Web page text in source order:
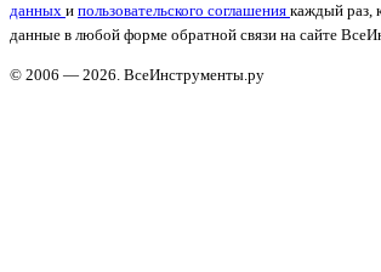
данных и пользовательского соглашения каждый раз,
данные в любой форме обратной связи на сайте
© 2006 — 2026. ВсеИнструменты.ру